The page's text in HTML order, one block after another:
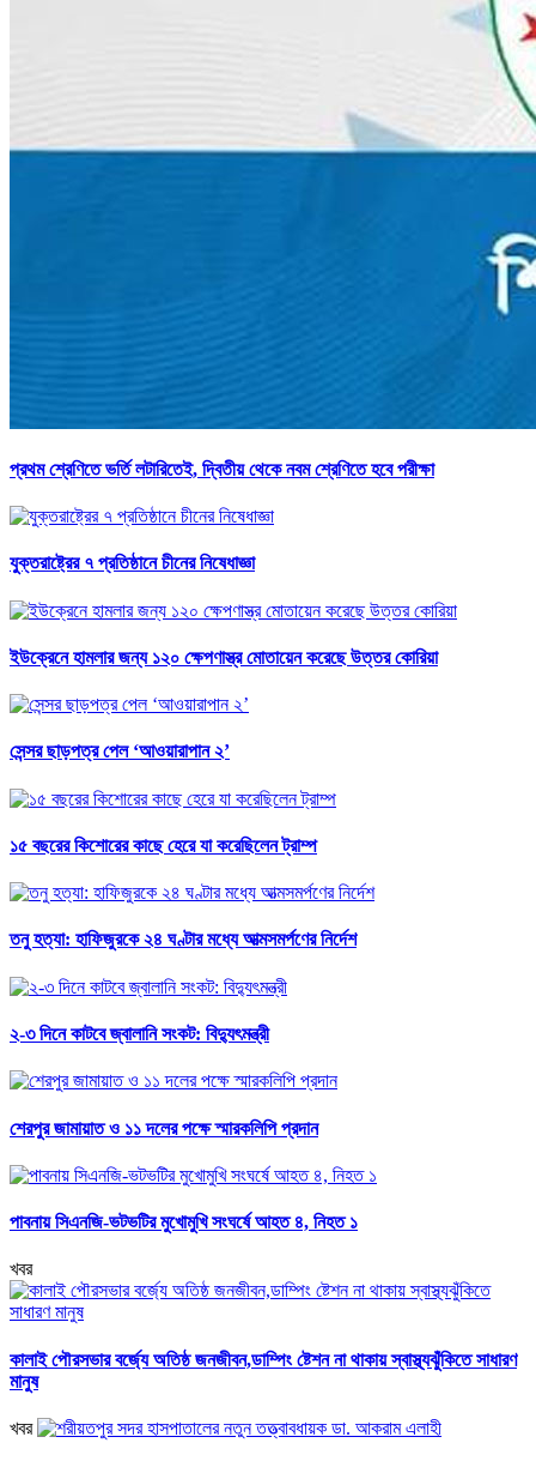
প্রথম শ্রেণিতে ভর্তি লটারিতেই, দ্বিতীয় থেকে নবম শ্রেণিতে হবে পরীক্ষা
যুক্তরাষ্ট্রের ৭ প্রতিষ্ঠানে চীনের নিষেধাজ্ঞা
ইউক্রেনে হামলার জন্য ১২০ ক্ষেপণাস্ত্র মোতায়েন করেছে উত্তর কোরিয়া
সেন্সর ছাড়পত্র পেল ‘আওয়ারাপান ২’
১৫ বছরের কিশোরের কাছে হেরে যা করেছিলেন ট্রাম্প
তনু হত্যা: হাফিজুরকে ২৪ ঘণ্টার মধ্যে আত্মসমর্পণের নির্দেশ
২-৩ দিনে কাটবে জ্বালানি সংকট: বিদ্যুৎমন্ত্রী
শেরপুর জামায়াত ও ১১ দলের পক্ষে স্মারকলিপি প্রদান
পাবনায় সিএনজি-ভটভটির মুখোমুখি সংঘর্ষে আহত ৪, নিহত ১
খবর
কালাই পৌরসভার বর্জ্যে অতিষ্ঠ জনজীবন,ডাম্পিং ষ্টেশন না থাকায় স্বাস্থ্যঝুঁকিতে সাধারণ
মানুষ
খবর